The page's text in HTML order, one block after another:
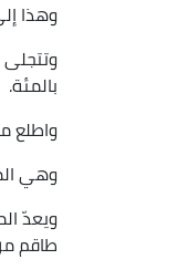
وهذا
بالمئة.
واطلع
وهي
ويعدّ
طاقم